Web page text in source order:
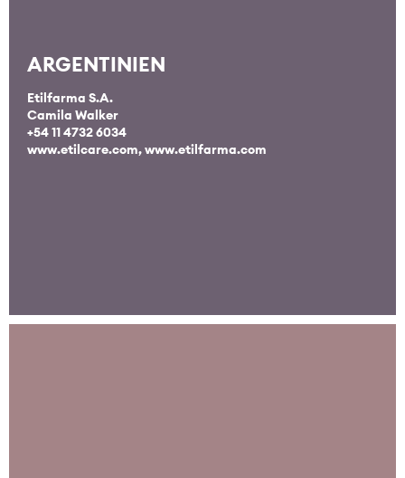
ARGENTINIEN
Etilfarma S.A.
Camila Walker
+54 11 4732 6034
www.etilcare.com, www.etilfarma.com